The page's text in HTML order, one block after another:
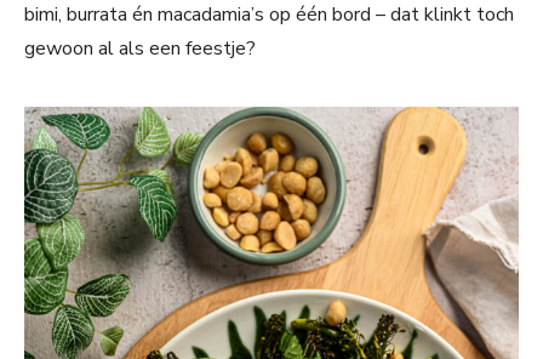
bimi, burrata én macadamia’s op één bord – dat klinkt toch
gewoon al als een feestje?